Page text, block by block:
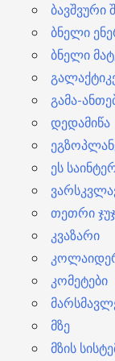
ბავშვური
ბნელი
ბნელი
გამა-
დედამიწა
ეს
თეთრი
კვაზარი
კომეტები
მზე
მზის